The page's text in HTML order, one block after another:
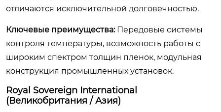
отличаются исключительной долговечностью.
Ключевые преимущества:Передовые системы
контроля температуры, возможность работы с
широким спектром толщин пленок, модульная
конструкция промышленных установок.
Royal Sovereign International
(Великобритания / Азия)